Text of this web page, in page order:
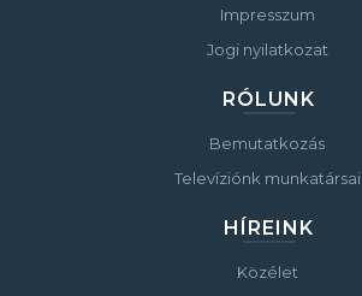
Impresszum
Jogi nyilatkozat
RÓLUNK
Bemutatkozás
Televíziónk munkatársai
HÍREINK
Közélet